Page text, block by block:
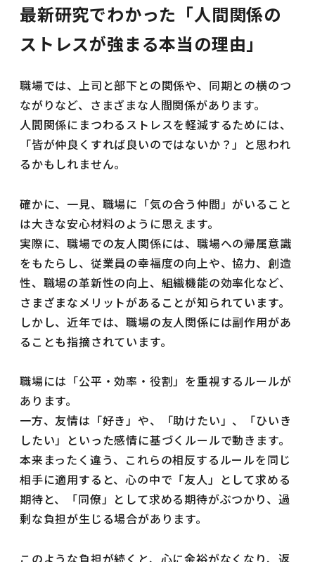
最新研究でわかった「人間関係の
ストレスが強まる本当の理由」
職場では、上司と部下との関係や、同期との横のつ
ながりなど、さまざまな人間関係があります。
人間関係にまつわるストレスを軽減するためには、
「皆が仲良くすれば良いのではないか？」と思われ
るかもしれません。
確かに、一見、職場に「気の合う仲間」がいること
は大きな安心材料のように思えます。
実際に、職場での友人関係には、職場への帰属意識
をもたらし、従業員の幸福度の向上や、協力、創造
性、職場の革新性の向上、組織機能の効率化など、
さまざまなメリットがあることが知られています。
しかし、近年では、職場の友人関係には副作用があ
ることも指摘されています。
職場には「公平・効率・役割」を重視するルールが
あります。
一方、友情は「好き」や、「助けたい」、「ひいき
したい」といった感情に基づくルールで動きます。
本来まったく違う、これらの相反するルールを同じ
相手に適用すると、心の中で「友人」として求める
期待と、「同僚」として求める期待がぶつかり、過
剰な負担が生じる場合があります。